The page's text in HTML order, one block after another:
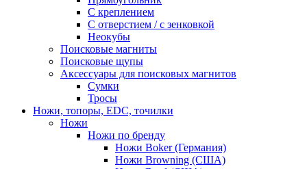
С креплением
С отверстием / с зенковкой
Неокубы
Поисковые магниты
Поисковые щупы
Аксессуары для поисковых магнитов
Сумки
Тросы
Ножи, топоры, EDC, точилки
Ножи
Ножи по бренду
Ножи Boker (Германия)
Ножи Browning (США)